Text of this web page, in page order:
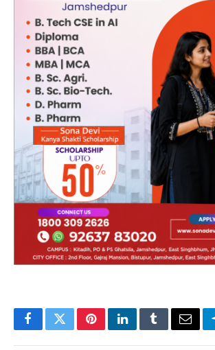
FacebookTwitterPinterestLinkedInTumblrEmail